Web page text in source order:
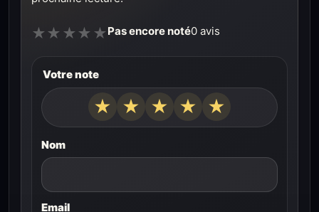
★ ★ ★ ★ ★ Pas encore noté0 avis
Votre note
★
★
★
★
★
Nom
Email